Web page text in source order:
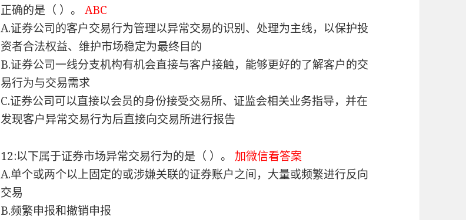
正确的是（ ）。ABC
A.证券公司的客户交易行为管理以异常交易的识别、处理为主线，以保护投
资者合法权益、维护市场稳定为最终目的
B.证券公司一线分支机构有机会直接与客户接触，能够更好的了解客户的交
易行为与交易需求
C.证券公司可以直接以会员的身份接受交易所、证监会相关业务指导，并在
发现客户异常交易行为后直接向交易所进行报告
12:以下属于证券市场异常交易行为的是（ ）。 加微信看答案
A.单个或两个以上固定的或涉嫌关联的证券账户之间，大量或频繁进行反向
交易
B.频繁申报和撤销申报